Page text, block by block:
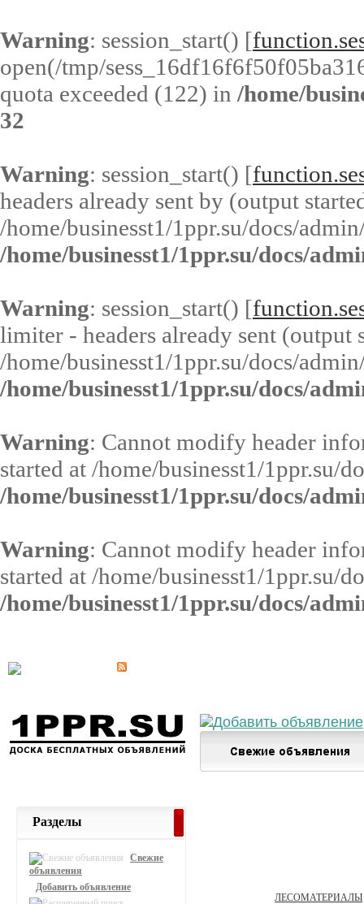
Warning: session_start() [
open(/tmp/
quota exceeded (122) in /home/
32
Warning: session_start() [
headers already sent by (output
/home/businesst1/1ppr.su/docs/
/home/businesst1/1ppr.su/docs/
Warning: session_start() [
limiter - headers already sent (output
/home/businesst1/1ppr.su/docs/
/home/businesst1/1ppr.su/docs/
Warning: Cannot modify header
started at /home/businesst1/1ppr.su/
/home/businesst1/1ppr.su/docs/
Warning: Cannot modify header
started at /home/businesst1/1ppr.su/
/home/businesst1/1ppr.su/docs/
ЛЕСОМАТЕРИАЛЫ
Разделы
Свежие
объявления
Добавить объявление